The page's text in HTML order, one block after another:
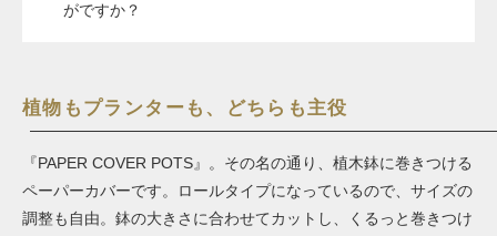
がですか？
植物もプランターも、どちらも主役
『PAPER COVER POTS』。その名の通り、植木鉢に巻きつける
ペーパーカバーです。ロールタイプになっているので、サイズの
調整も自由。鉢の大きさに合わせてカットし、くるっと巻きつけ